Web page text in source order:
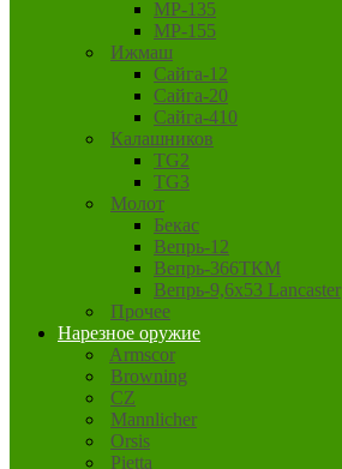
MP-135
MP-155
Ижмаш
Сайга-12
Сайга-20
Сайга-410
Калашников
TG2
TG3
Молот
Бекас
Вепрь-12
Вепрь-366ТКМ
Вепрь-9,6х53 Lancaster
Прочее
Нарезное оружие
Armscor
Browning
CZ
Mannlicher
Orsis
Pietta